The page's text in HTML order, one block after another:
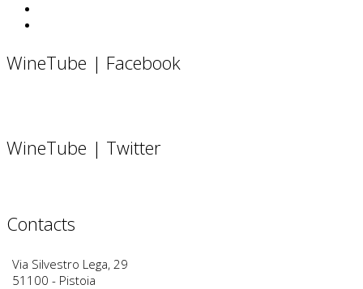
WineTube | Facebook
WineTube | Twitter
Contacts
Via Silvestro Lega, 29
51100 - Pistoia